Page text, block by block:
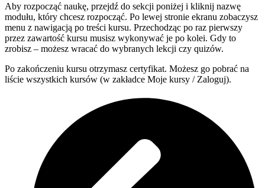
Aby rozpocząć naukę, przejdź do sekcji poniżej i kliknij nazwę
modułu, który chcesz rozpocząć. Po lewej stronie ekranu zobaczysz
menu z nawigacją po treści kursu. Przechodząc po raz pierwszy
przez zawartość kursu musisz wykonywać je po kolei. Gdy to
zrobisz – możesz wracać do wybranych lekcji czy quizów.
Po zakończeniu kursu otrzymasz certyfikat. Możesz go pobrać na
liście wszystkich kursów (w zakładce Moje kursy / Zaloguj).